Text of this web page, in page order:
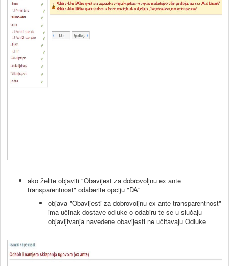
ako želite objaviti "Obavijest za dobrovoljnu ex ante
transparentnost" odaberite opciju "DA"
objava "Obavijesti za dobrovoljnu ex ante transparentnost"
ima učinak dostave odluke o odabiru te se u slučaju
objavljivanja navedene obavijesti ne učitavaju Odluke